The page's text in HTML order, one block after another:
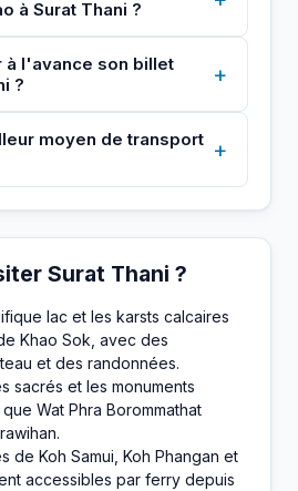
à Surat Thani ?
à l'avance son billet
?
+
moyen de transport +
Surat Thani ?
lac et les karsts calcaires
Khao Sok, avec des
et des randonnées.
sacrés et les monuments
Wat Phra Borommathat
de Koh Samui, Koh Phangan et
accessibles par ferry depuis